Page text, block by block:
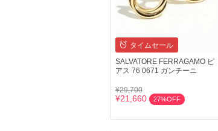
タイムセール
SALVATORE FERRAGAMO ピ
アス 76 0671 ガンチーニ
¥29,700
¥21,660 27%OFF